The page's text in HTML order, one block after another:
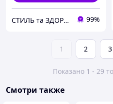
СТИЛЬ та ЗДОРОВ'Я 99%
1 2 3
Показано 1 - 29
Смотри также